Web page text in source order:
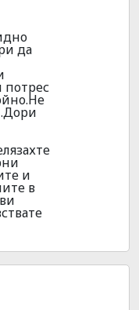
да
потрес
и
в